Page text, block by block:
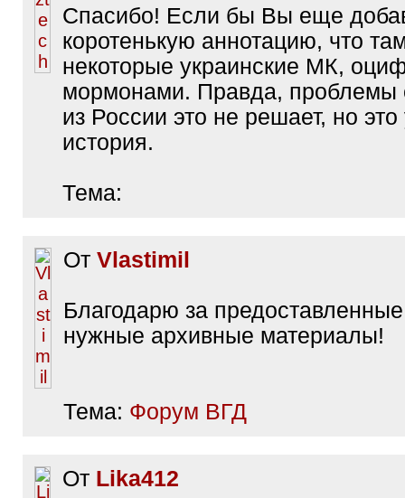
Спасибо! Если бы Вы еще
коротенькую аннотацию, что
некоторые украинские МК,
мормонами. Правда, проблемы
из России это не решает, но
история.
Тема:
От Vlastimil
Благодарю за
нужные архивные материалы!
Тема: Форум ВГД
От Lika412